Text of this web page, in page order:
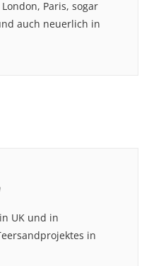
Paris, sogar
auch neuerlich in
UK und in
in